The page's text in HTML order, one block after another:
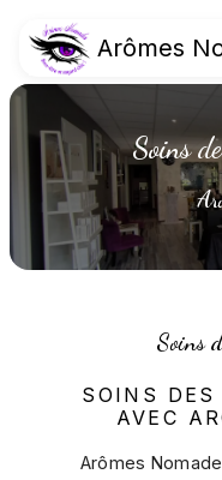
Arômes
Soins
Soins
SOINS
AVEC
Arômes